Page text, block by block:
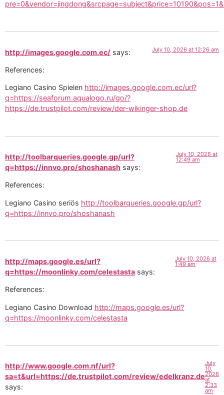
http://images.google.com.ec/ says: July 10, 2026 at 12:26 am
References:
Legiano Casino Spielen http://images.google.com.ec/url?
q=https://seaforum.aqualogo.ru/go/?
https://de.trustpilot.com/review/der-wikinger-shop.de
http://toolbarqueries.google.gp/url?
q=https://innvo.pro/shoshanash says:
July 10, 2026 at
12:49 am
References:
Legiano Casino seriös http://toolbarqueries.google.gp/url?
q=https://innvo.pro/shoshanash
http://maps.google.es/url?
q=https://moonlinky.com/celestasta says:
July 10, 2026 at
1:49 am
References:
Legiano Casino Download http://maps.google.es/url?
q=https://moonlinky.com/celestasta
http://www.google.com.nf/url?
sa=t&url=https://de.trustpilot.com/review/edelkranz.de
says:
July
10,
2026
at
2:33
am